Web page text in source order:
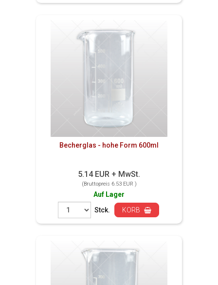
Becherglas - hohe Form 600ml
5.14 EUR + MwSt.
(Bruttopreis 6.53 EUR )
Auf Lager
Stck.
KORB